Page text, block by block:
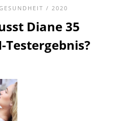
/ 2020
Diane 35
Testergebnis?